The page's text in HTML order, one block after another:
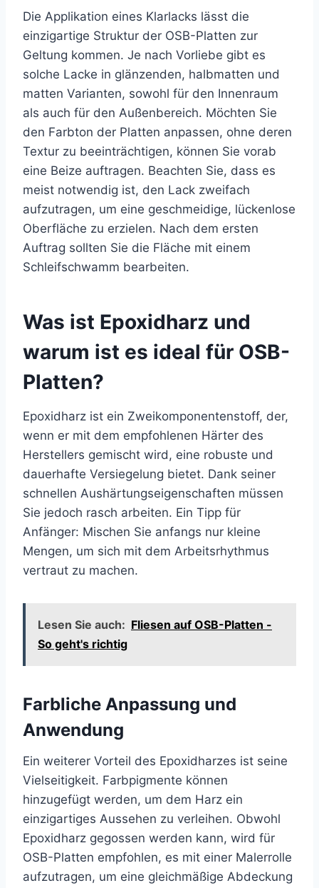
Die Applikation eines Klarlacks lässt die
einzigartige Struktur der OSB-Platten zur
Geltung kommen. Je nach Vorliebe gibt es
solche Lacke in glänzenden, halbmatten und
matten Varianten, sowohl für den Innenraum
als auch für den Außenbereich. Möchten Sie
den Farbton der Platten anpassen, ohne deren
Textur zu beeinträchtigen, können Sie vorab
eine Beize auftragen. Beachten Sie, dass es
meist notwendig ist, den Lack zweifach
aufzutragen, um eine geschmeidige, lückenlose
Oberfläche zu erzielen. Nach dem ersten
Auftrag sollten Sie die Fläche mit einem
Schleifschwamm bearbeiten.
Was ist Epoxidharz und
warum ist es ideal für OSB-
Platten?
Epoxidharz ist ein Zweikomponentenstoff, der,
wenn er mit dem empfohlenen Härter des
Herstellers gemischt wird, eine robuste und
dauerhafte Versiegelung bietet. Dank seiner
schnellen Aushärtungseigenschaften müssen
Sie jedoch rasch arbeiten. Ein Tipp für
Anfänger: Mischen Sie anfangs nur kleine
Mengen, um sich mit dem Arbeitsrhythmus
vertraut zu machen.
Lesen Sie auch: Fliesen auf OSB-Platten -
So geht's richtig
Farbliche Anpassung und
Anwendung
Ein weiterer Vorteil des Epoxidharzes ist seine
Vielseitigkeit. Farbpigmente können
hinzugefügt werden, um dem Harz ein
einzigartiges Aussehen zu verleihen. Obwohl
Epoxidharz gegossen werden kann, wird für
OSB-Platten empfohlen, es mit einer Malerrolle
aufzutragen, um eine gleichmäßige Abdeckung